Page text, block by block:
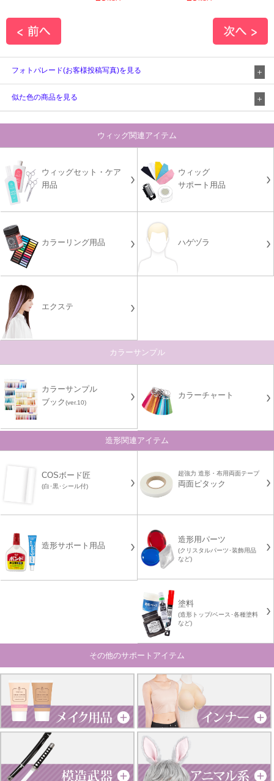
フォトパレード(お客様投稿写真)を見る
似た色の商品を見る
ウィッグ関連アイテム
ウィッグセット・ケア
用品
ウィッグ
サポート用品
カラーリング用品 ハゲヅラ
エクステ
カラーサンプル
カラーサンプル
ブック(ver.10)
カラーチャート
造形関連アイテム
COSボード匠
(白･黒･シール付)
超強力 造形・布用両面テープ
両面ピタック
造形サポート用品
造形用パーツ
(クリスタルパーツ･装飾用品
など)
塗料
(造形トップ/ベース･各種塗料
など)
その他のサポートアイテム